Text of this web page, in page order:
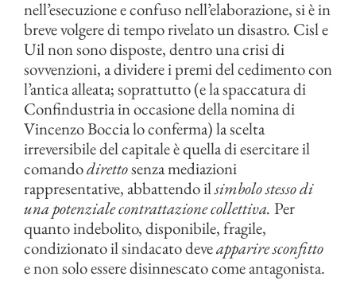
nell’esecuzione e confuso nell’elaborazione, si è in
breve volgere di tempo rivelato un disastro. Cisl e
Uil non sono disposte, dentro una crisi di
sovvenzioni, a dividere i premi del cedimento con
l’antica alleata; soprattutto (e la spaccatura di
Confindustria in occasione della nomina di
Vincenzo Boccia lo conferma) la scelta
irreversibile del capitale è quella di esercitare il
comandodirettosenza mediazioni
rappresentative, abbattendo ilsimbolo stesso di
una potenziale contrattazione collettiva. Per
quanto indebolito, disponibile, fragile,
condizionato il sindacato deveapparire sconfitto
e non solo essere disinnescato come antagonista.